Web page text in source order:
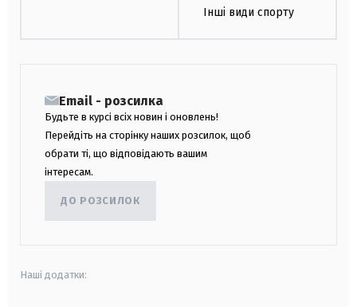
Інші види спорту
Email - розсилка
Будьте в курсі всіх новин і оновлень!
Перейдіть на сторінку наших розсилок, щоб
обрати ті, що відповідають вашим
інтересам.
ДО РОЗСИЛОК
Наші додатки: